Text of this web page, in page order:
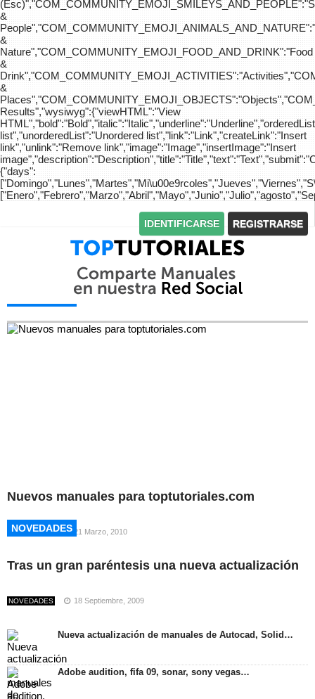
&
&
Nature","COM_COMMUNITY_EMOJI_FOOD_AND_DRINK":"Food
&
&
Results","wysiwyg":{"viewHTML":"View
list","unorderedList":"Unordered list","link":"Link","createLink":"Insert
link","unlink":"Remove link","image":"Image","insertImage":"Insert
{"days":
IDENTIFICARSE REGISTRARSE
Nuevos manuales para toptutoriales.com
NOVEDADES 21 Marzo, 2010
Tras un gran paréntesis una nueva actualización
NOVEDADES 18 Septiembre, 2009
NOVEDADES
NOVEDADES
Nueva actualización de manuales de Autocad, Solid…
Adobe audition, fifa 09, sonar, sony vegas…